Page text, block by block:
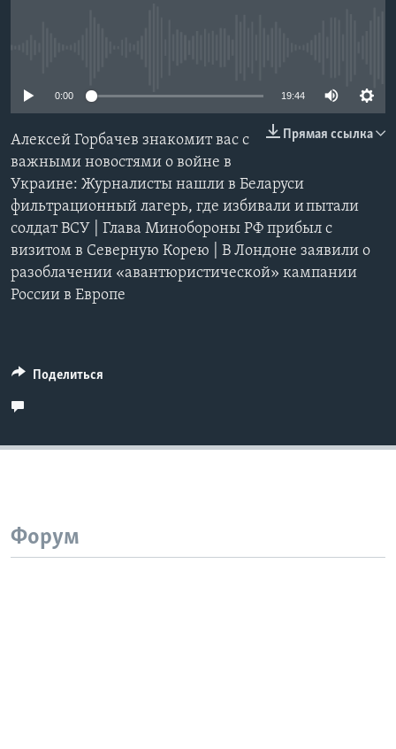
Языки
0:00 19:44
Прямая ссылка
Алексей Горбачев знакомит вас с
важными новостями о войне в
Украине: Журналисты нашли в Беларуси
фильтрационный лагерь, где избивали и пытали
солдат ВСУ | Глава Минобороны РФ прибыл с
визитом в Северную Корею | В Лондоне заявили о
разоблачении «авантюристической» кампании
России в Европе
Поделиться
Форум